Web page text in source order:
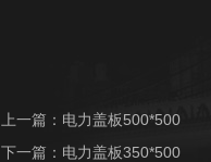
上一篇： 电力盖板500*500
下一篇： 电力盖板350*500